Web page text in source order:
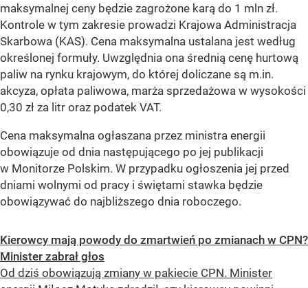
maksymalnej ceny będzie zagrożone karą do 1 mln zł.
Kontrole w tym zakresie prowadzi Krajowa Administracja
Skarbowa (KAS). Cena maksymalna ustalana jest według
określonej formuły. Uwzględnia ona średnią cenę hurtową
paliw na rynku krajowym, do której doliczane są m.in.
akcyza, opłata paliwowa, marża sprzedażowa w wysokości
0,30 zł za litr oraz podatek VAT.
Cena maksymalna ogłaszana przez ministra energii
obowiązuje od dnia następującego po jej publikacji
w Monitorze Polskim. W przypadku ogłoszenia jej przed
dniami wolnymi od pracy i świętami stawka będzie
obowiązywać do najbliższego dnia roboczego.
Kierowcy mają powody do zmartwień po zmianach w CPN?
Minister zabrał głos
Od dziś obowiązują zmiany w pakiecie CPN. Minister